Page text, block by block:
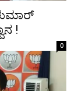
!
0